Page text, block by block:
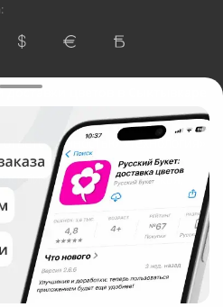
доставки цветов в Сыктывкаре
«Технология»
5410081997
ул. Ипподромская,